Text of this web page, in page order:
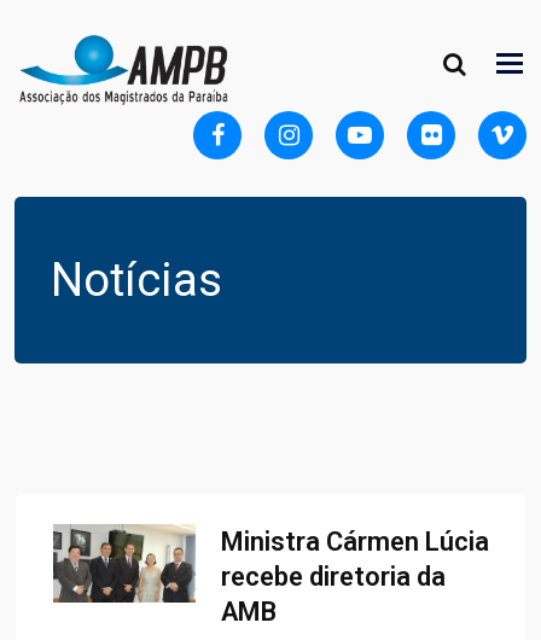
Notícias
Ministra Cármen Lúcia
recebe diretoria da
AMB